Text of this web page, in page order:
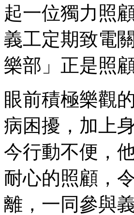
起一位獨力照
義工定期致電
樂部」正是照
眼前積極樂觀
病困擾，加上
今行動不便，
耐心的照顧，
離，一同參與